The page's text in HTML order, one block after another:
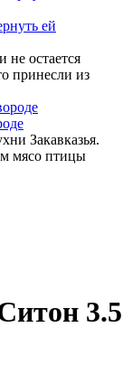
ей
не остается
принесли из
Закавказья.
мясо птицы
3.5